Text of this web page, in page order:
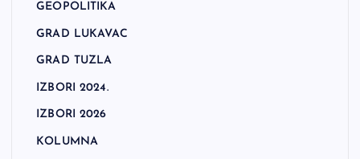
GEOPOLITIKA
GRAD LUKAVAC
GRAD TUZLA
IZBORI 2024.
IZBORI 2026
KOLUMNA